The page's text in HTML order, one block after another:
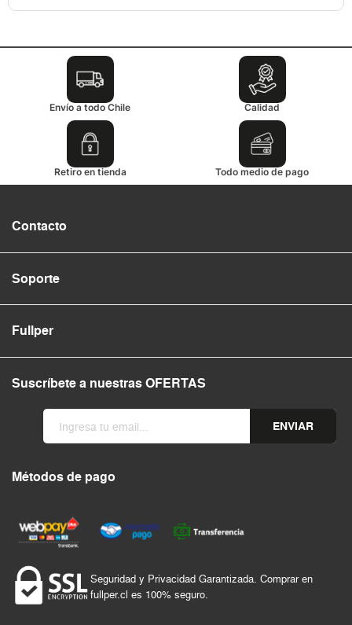
Envío a todo Chile Calidad
Retiro en tienda Todo medio de pago
Contacto
Soporte
Fullper
Suscríbete a nuestras OFERTAS
ENVIAR
Métodos de pago
Seguridad y Privacidad Garantizada. Comprar en
fullper.cl es 100% seguro.